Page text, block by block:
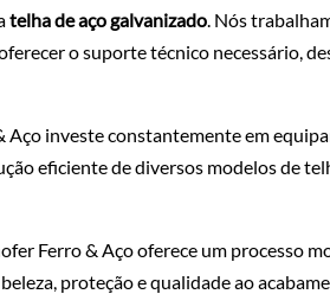
telha de aço galvanizado. Nós
o suporte técnico necessário,
Aço investe constantemente em
eficiente de diversos modelos de
Ferro & Aço oferece um processo
proteção e qualidade ao